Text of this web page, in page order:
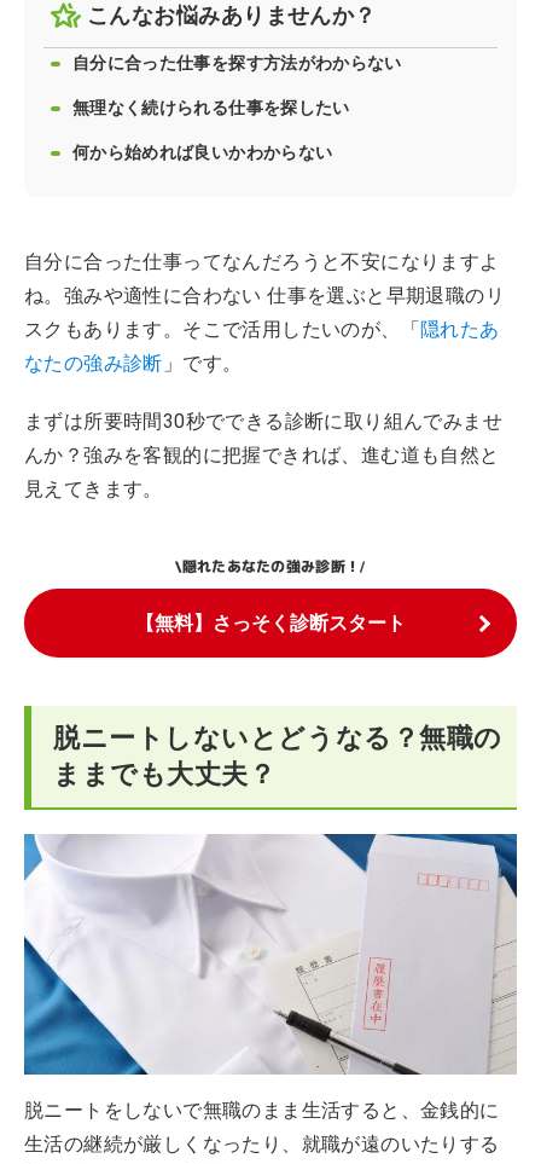
こんなお悩みありませんか？
自分に合った仕事を探す方法がわからない
無理なく続けられる仕事を探したい
何から始めれば良いかわからない
自分に合った仕事ってなんだろうと不安になりますよ
ね。強みや適性に合わない 仕事を選ぶと早期退職のリ
スクもあります。そこで活用したいのが、「 隠れたあ
なたの強み診断 」です。
まずは所要時間30秒でできる診断に取り組んでみませ
んか？強みを客観的に把握できれば、進む道も自然と
見えてきます。
\隠れたあなたの強み診断！/
【無料】さっそく診断スタート
脱ニートしないとどうなる？無職の
ままでも大丈夫？
脱ニートをしないで無職のまま生活すると、金銭的に
生活の継続が厳しくなったり、就職が遠のいたりする